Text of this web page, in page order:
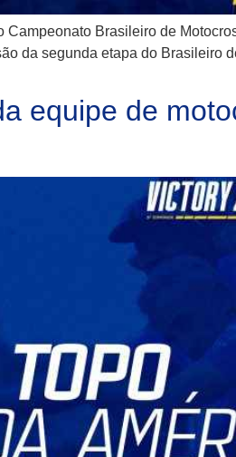
Brasileiro de
da segunda etapa do Brasileiro
equipe de